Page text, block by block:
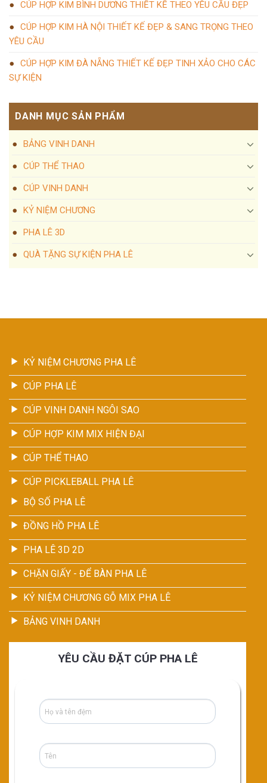
CÚP HỢP KIM BÌNH DƯƠNG THIẾT KẾ THEO YÊU CẦU ĐẸP
CÚP HỢP KIM HÀ NỘI THIẾT KẾ ĐẸP & SANG TRỌNG THEO
YÊU CẦU
CÚP HỢP KIM ĐÀ NẴNG THIẾT KẾ ĐẸP TINH XẢO CHO CÁC
SỰ KIỆN
DANH MỤC SẢN PHẨM
BẢNG VINH DANH
CÚP THỂ THAO
CÚP VINH DANH
KỶ NIỆM CHƯƠNG
PHA LÊ 3D
QUÀ TẶNG SỰ KIỆN PHA LÊ
KỶ NIỆM CHƯƠNG PHA LÊ
CÚP PHA LÊ
CÚP VINH DANH NGÔI SAO
CÚP HỢP KIM MIX HIỆN ĐẠI
CÚP THỂ THAO
CÚP PICKLEBALL PHA LÊ
BỘ SỐ PHA LÊ
ĐỒNG HỒ PHA LÊ
PHA LÊ 3D 2D
CHẶN GIẤY - ĐỂ BÀN PHA LÊ
KỶ NIỆM CHƯƠNG GỖ MIX PHA LÊ
BẢNG VINH DANH
YÊU CẦU ĐẶT CÚP PHA LÊ